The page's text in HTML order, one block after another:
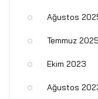
Ağustos
Temmuz 2025
Ekim 2023
Ağustos